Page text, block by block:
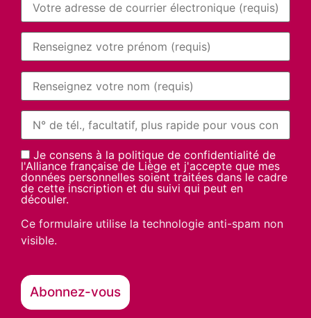
Je consens à la politique de confidentialité de
l'Alliance française de Liège et j'accepte que mes
données personnelles soient traitées dans le cadre
de cette inscription et du suivi qui peut en
découler.
Ce formulaire utilise la technologie anti-spam non
visible.